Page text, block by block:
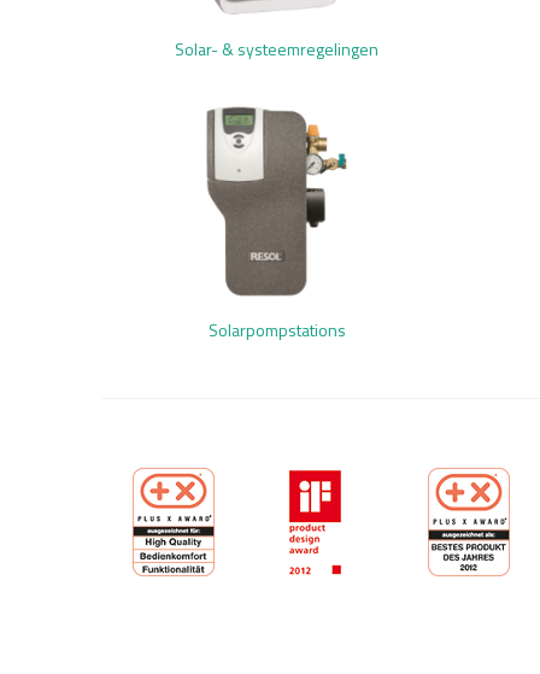
Solar- & systeemregelingen
Solarpompstations